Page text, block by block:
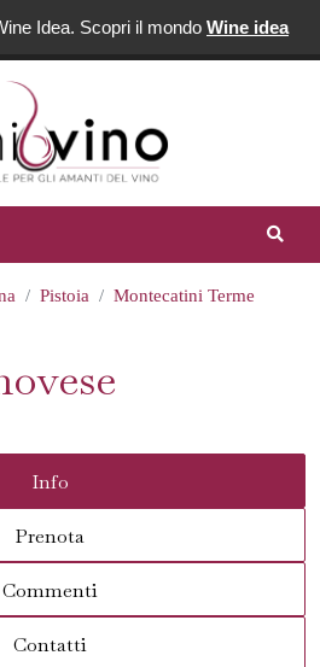
Idea. Scopri il mondo Wine idea
Pistoia
Montecatini Terme
Info
Prenota
Commenti
Contatti